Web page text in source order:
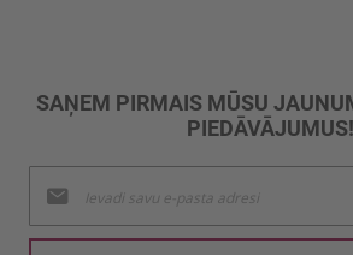
SAŅEM PIRMAIS MŪSU
PIEDĀVĀJUMUS!
jaunumu
saņemšanai: